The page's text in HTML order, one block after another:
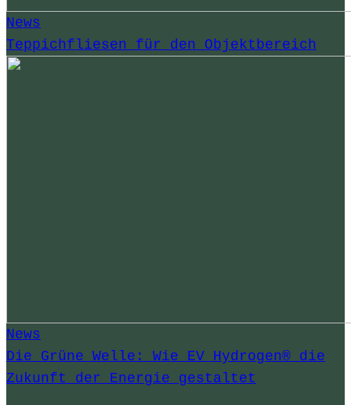
News
Teppichfliesen für den Objektbereich
News
Die Grüne Welle: Wie EV Hydrogen® die
Zukunft der Energie gestaltet